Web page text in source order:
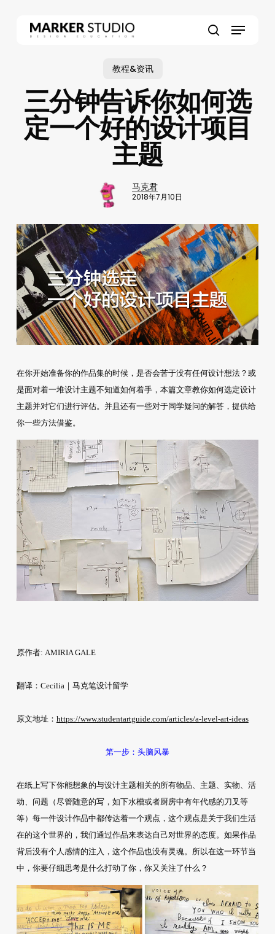
Menu
教程&资讯
三分钟告诉你如何选
定一个好的设计项目
主题
马克君
2018年7月10日
在你开始准备你的作品集的时候，是否会苦于没有任何设计想法？或
是面对着一堆设计主题不知道如何着手，本篇文章教你如何选定设计
主题并对它们进行评估。并且还有一些对于同学疑问的解答，提供给
你一些方法借鉴。
原作者: AMIRIA GALE
翻译：Cecilia｜马克笔设计留学
原文地址： https://www.studentartguide.com/articles/a-level-art-ideas
第一步：头脑风暴
在纸上写下你能想象的与设计主题相关的所有物品、主题、实物、活
动、问题（尽管随意的写，如下水槽或者厨房中有年代感的刀叉等
等）每一件设计作品中都传达着一个观点，这个观点是关于我们生活
在的这个世界的，我们通过作品来表达自己对世界的态度。如果作品
背后没有个人感情的注入，这个作品也没有灵魂。所以在这一环节当
中，你要仔细思考是什么打动了你，你又关注了什么？